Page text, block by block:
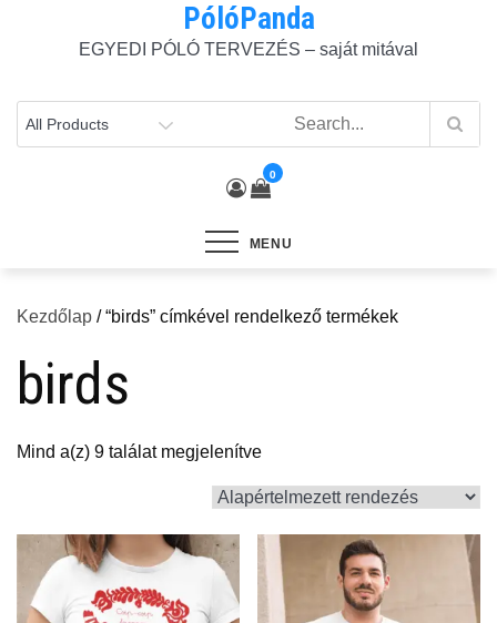
PólóPanda
EGYEDI PÓLÓ TERVEZÉS – saját mitával
0
MENU
Kezdőlap / “birds” címkével rendelkező termékek
birds
Mind a(z) 9 találat megjelenítve